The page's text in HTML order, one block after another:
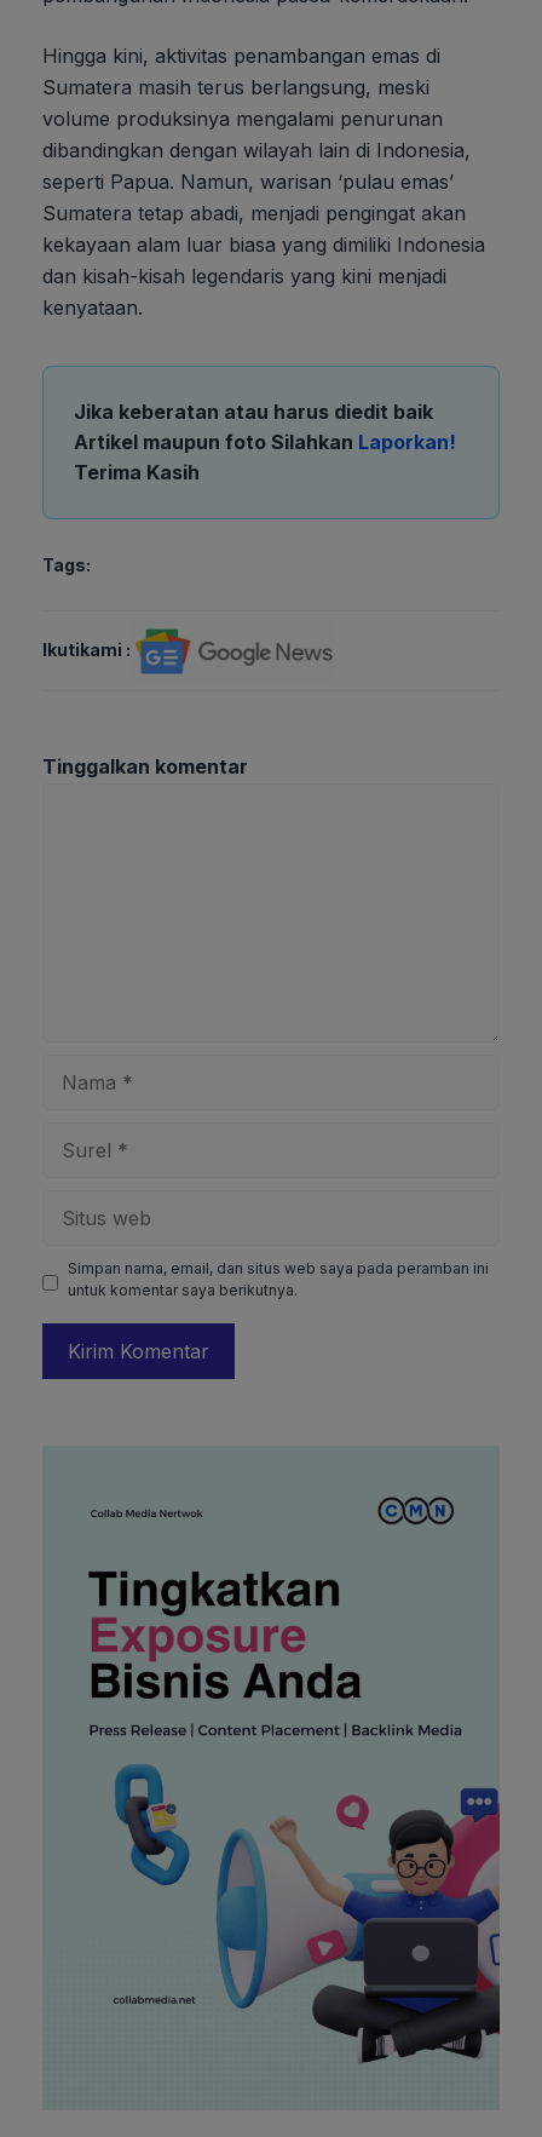
Hingga kini, aktivitas penambangan emas di
Sumatera masih terus berlangsung, meski
volume produksinya mengalami penurunan
dibandingkan dengan wilayah lain di Indonesia,
seperti Papua. Namun, warisan ‘pulau emas’
Sumatera tetap abadi, menjadi pengingat akan
kekayaan alam luar biasa yang dimiliki Indonesia
dan kisah-kisah legendaris yang kini menjadi
kenyataan.
Jika keberatan atau harus diedit baik
Artikel maupun foto Silahkan Laporkan!
Terima Kasih
Tags:
Ikutikami :
Tinggalkan komentar
web
Simpan nama, email, dan situs web saya pada peramban ini
untuk komentar saya berikutnya.